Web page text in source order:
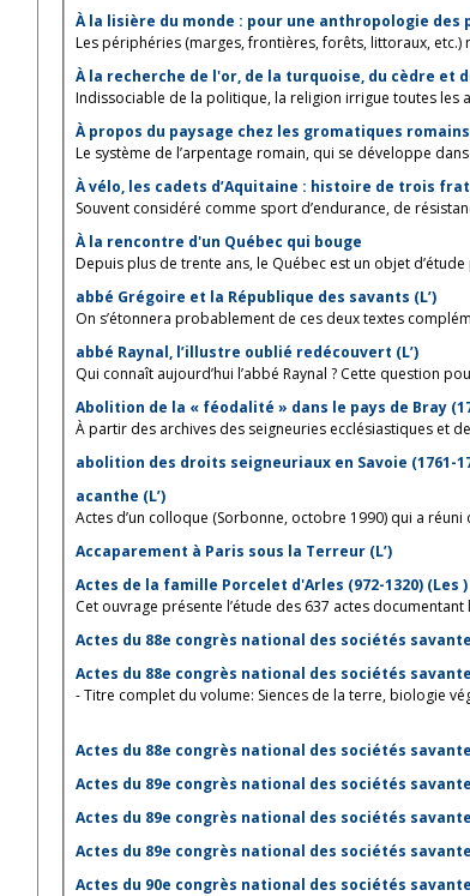
À la lisière du monde : pour une anthropologie des
Les périphéries (marges, frontières, forêts, littoraux, etc.)
À la recherche de l'or, de la turquoise, du cèdre et
Indissociable de la politique, la religion irrigue toutes les
À propos du paysage chez les gromatiques
Le système de l’arpentage romain, qui se développe
À vélo, les cadets d’Aquitaine : histoire de trois
Souvent considéré comme sport d’endurance, de
À la rencontre d'un Québec qui bouge
Depuis plus de trente ans, le Québec est un objet
abbé Grégoire et la République des savants (L’)
On s’étonnera probablement de ces deux textes
abbé Raynal, l’illustre oublié redécouvert (L’)
Qui connaît aujourd’hui l’abbé Raynal ? Cette question
Abolition de la « féodalité » dans le pays de Bray
À partir des archives des seigneuries ecclésiastiques et
abolition des droits seigneuriaux en Savoie (1761-
acanthe (L’)
Actes d’un colloque (Sorbonne, octobre 1990) qui a
Accaparement à Paris sous la Terreur (L’)
Actes de la famille Porcelet d'Arles (972-1320) (Les )
Cet ouvrage présente l’étude des 637 actes
Actes du 88e congrès national des sociétés
Actes du 88e congrès national des sociétés
- Titre complet du volume: Siences de la terre, biologie
Actes du 88e congrès national des sociétés
Actes du 89e congrès national des sociétés
Actes du 89e congrès national des sociétés
Actes du 89e congrès national des sociétés
Actes du 90e congrès national des sociétés